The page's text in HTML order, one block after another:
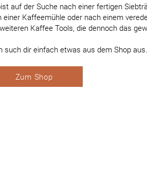
auf der Suche nach einer fertigen
einer Kaffeemühle oder nach einem
Kaffee Tools, die dennoch das
such dir einfach etwas aus dem Shop aus.
Zum Shop